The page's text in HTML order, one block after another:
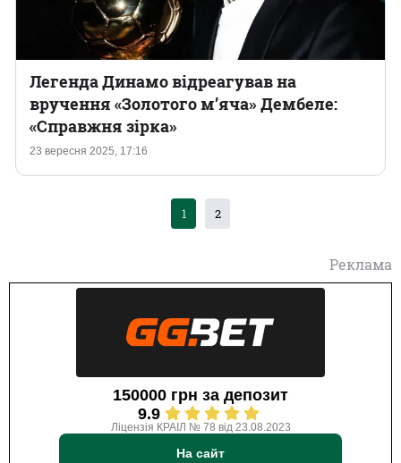
23 вересня 2025, 17:16
Легенда Динамо відреагував на
вручення «Золотого м’яча‎» Дембеле:
«‎Справжня зірка»
1 2
Реклама
150000 грн за депозит
9.9
Ліцензія КРАІЛ № 78 від 23.08.2023
На сайт